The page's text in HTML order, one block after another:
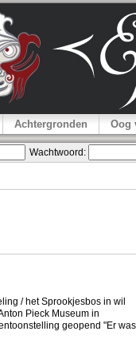
Achtergronden Oog
Wachtwoord:
/ het Sprookjesbos in wil
Pieck Museum in
geopend "Er was